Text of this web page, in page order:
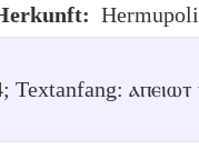
Textanfang: ⲁⲡⲉⲓⲱⲧ